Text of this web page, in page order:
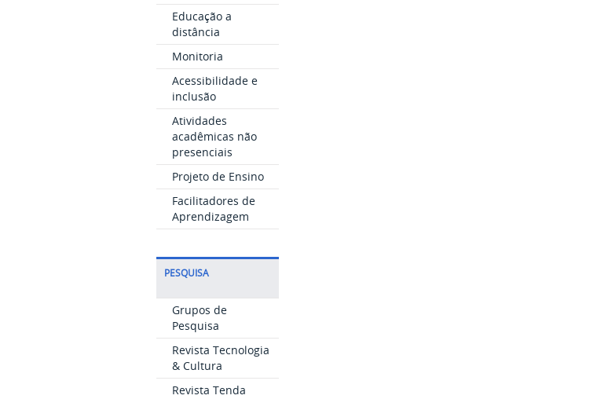
Educação a
distância
Monitoria
Acessibilidade e
inclusão
Atividades
acadêmicas não
presenciais
Projeto de Ensino
Facilitadores de
Aprendizagem
PESQUISA
Grupos de
Pesquisa
Revista Tecnologia
& Cultura
Revista Tenda